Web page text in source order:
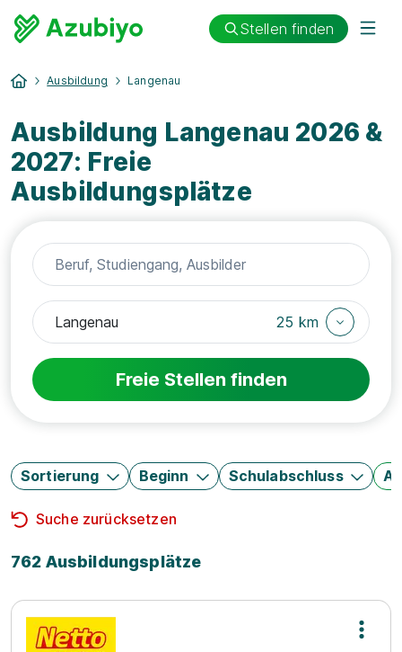
Stellen finden
Ausbildung Langenau
Ausbildung Langenau 2026 &
2027: Freie
Ausbildungsplätze
25 km
Freie Stellen finden
Sortierung Beginn Schulabschluss
Suche zurücksetzen
762 Ausbildungsplätze